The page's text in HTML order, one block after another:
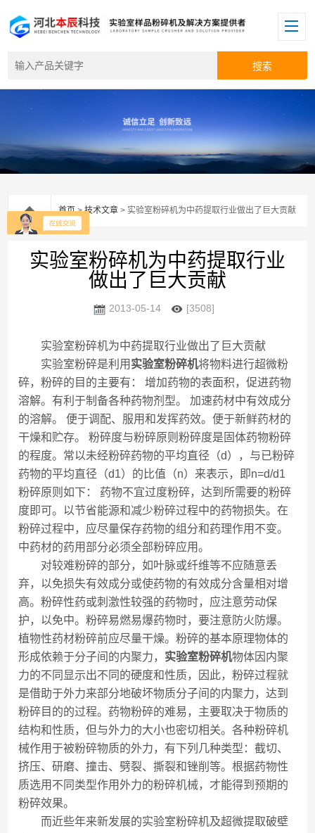
首页>技术文章 > 实验室粉碎机为中药提取行业做出了巨大贡献
实验室粉碎机为中药提取行业
做出了巨大贡献
2013-05-14 [3508]
实验室粉碎机为中药提取行业做出了巨大贡献
实验室粉碎是利用 实验室粉碎机将物料进行超微粉
碎，粉碎的目的主要有： 增加药物的表面积，促进药物
溶解。有利于制备各种药物剂型。 加速药材中有效成分
的溶解。 便于调配、服用和发挥药效。便于新鲜药材的
干燥和贮存。 粉碎度与粉碎原则粉碎度是固体药物粉碎
的程度。常以未经粉碎药物的平均直径（d），与已粉碎
药物的平均直径（d1）的比值（n）来表示，即n=d/d1
粉碎原则如下： 药物不宜过度粉碎，达到所需要的粉碎
度即可。以节省能源和减少粉碎过程中的药物损失。在
粉碎过程中，应尽量保存药物的组分和药理作用不变。
中药材的药用部分必须全部粉碎应用。
对较难粉碎的部分，如叶脉或纤维等不应随意丢
弃，以免损失有效成分或使药物的有效成分含量相对增
高。粉碎性药或刺激性较强的药物时，应注意劳动保
护，以免中。粉碎易燃易爆药物时，要注意防火防爆。
植物性药材粉碎前应尽量干燥。粉碎的基本原理物体的
形成依赖于分子间的内聚力， 实验室粉碎机物体因内聚
力的不同显示出不同的硬度和性质，因此，粉碎过程就
是借助于外力来部分地破坏物质分子间的内聚力，达到
粉碎目的的过程。药物粉碎的难易，主要取决于物质的
结构和性质，但与外力的大小也密切相关。各种粉碎机
械作用于被粉碎物质的外力，有下列几种类型：截切、
挤压、研磨、撞击、劈裂、撕裂和锉削等。根据药物性
质选用不同类型作用外力的粉碎机械，才能得到预期的
粉碎效果。
而近些年来新发展的实验室粉碎机及超微提取破壁